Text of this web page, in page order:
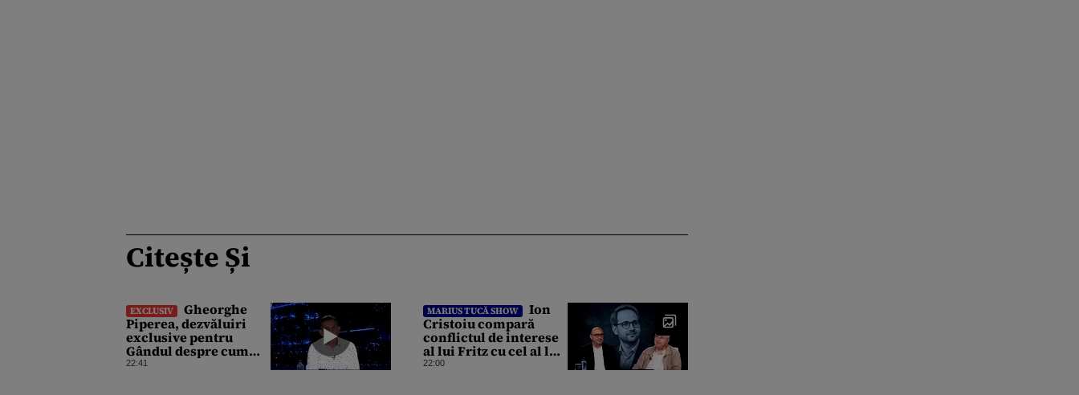
Citește Și
EXCLUSIV
Gheorghe
Piperea, dezvăluiri
exclusive pentru
Gândul despre cum
Ursula von der Leyen,
22:41
MARIUS TUCĂ SHOW
Ion
Cristoiu compară
conflictul de interese
al lui Fritz cu cel al lui
Iohannis: „Ghinionul
22:00